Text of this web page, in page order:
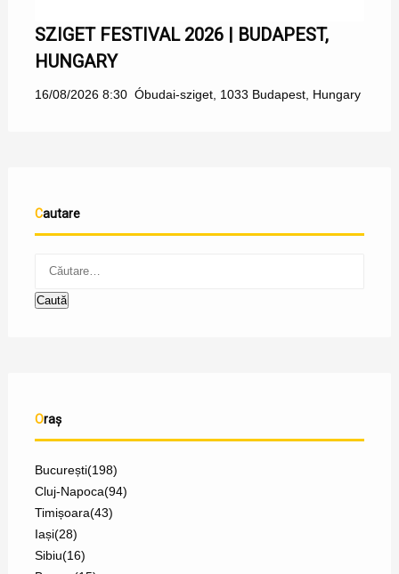
SZIGET FESTIVAL 2026 | BUDAPEST,
HUNGARY
16/08/2026 8:30 Óbudai-sziget, 1033 Budapest, Hungary
Cautare
Oraș
București(198)
Cluj-Napoca(94)
Timișoara(43)
Iași(28)
Sibiu(16)